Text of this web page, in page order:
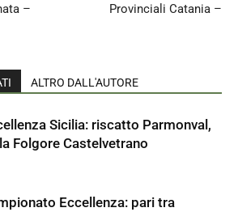
–
Provinciali Catania –
ALTRO DALL'AUTORE
Sicilia: riscatto Parmonval,
Folgore Castelvetrano
Eccellenza: pari tra